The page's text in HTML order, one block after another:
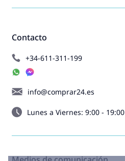
Contacto
+34-611-311-199
info@comprar24.es
Lunes a Viernes: 9:00 - 19:00